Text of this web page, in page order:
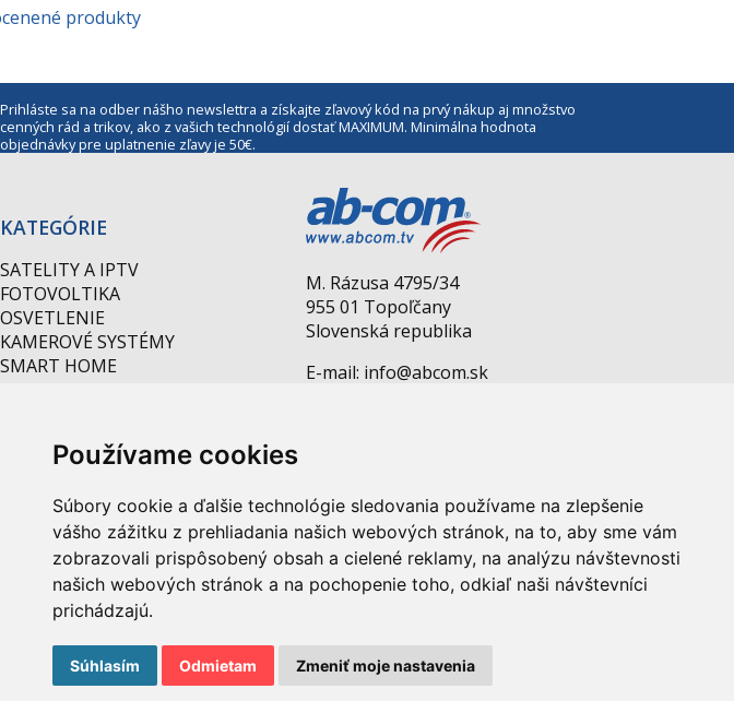
Používame cookies
Súbory cookie a ďalšie technológie sledovania používame na zlepšenie
vášho zážitku z prehliadania našich webových stránok, na to, aby sme vám
zobrazovali prispôsobený obsah a cielené reklamy, na analýzu návštevnosti
našich webových stránok a na pochopenie toho, odkiaľ naši návštevníci
prichádzajú.
Súhlasím Odmietam Zmeniť moje nastavenia
produkty
Prihláste sa na odber nášho newslettra a získajte zľavový kód na prvý nákup aj množstvo
cenných rád a trikov, ako z vašich technológií dostať MAXIMUM. Minimálna hodnota
objednávky pre uplatnenie zľavy je 50€.
KATEGÓRIE
SATELITY A IPTV
FOTOVOLTIKA
OSVETLENIE
KAMEROVÉ SYSTÉMY
SMART HOME
M. Rázusa 4795/34
955 01 Topoľčany
Slovenská republika
E-mail: info@abcom.sk